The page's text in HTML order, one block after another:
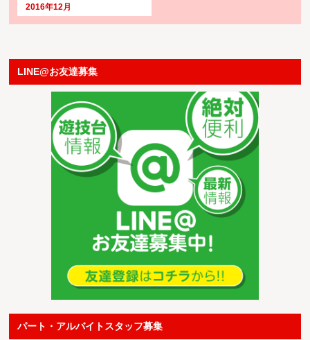
2016年12月
LINE@お友達募集
パート・アルバイトスタッフ募集